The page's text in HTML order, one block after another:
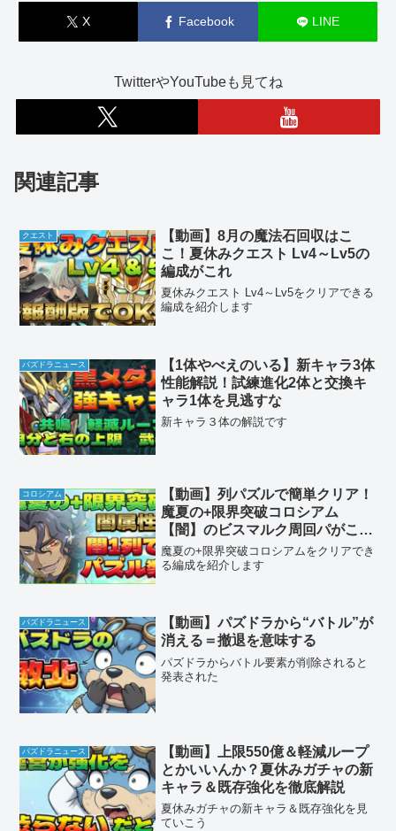
X Facebook LINE
TwitterやYouTubeも見てね
関連記事
クエスト
【動画】8月の魔法石回収はこ
こ！夏休みクエスト Lv4～Lv5の
編成がこれ
夏休みクエスト Lv4～Lv5をクリアできる
編成を紹介します
パズドラニュース
【1体やべえのいる】新キャラ3体
性能解説！試練進化2体と交換キ
ャラ1体を見逃すな
新キャラ３体の解説です
コロシアム
【動画】列パズルで簡単クリア！
魔夏の+限界突破コロシアム
【闇】のビスマルク周回パがこれ
だ
魔夏の+限界突破コロシアムをクリアでき
る編成を紹介します
パズドラニュース
【動画】パズドラから“バトル”が
消える＝撤退を意味する
パズドラからバトル要素が削除されると
発表された
パズドラニュース
【動画】上限550億＆軽減ループ
とかいいんか？夏休みガチャの新
キャラ＆既存強化を徹底解説
夏休みガチャの新キャラ＆既存強化を見
ていこう